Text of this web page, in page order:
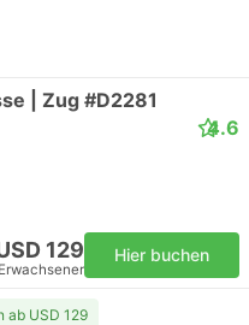
| Zug #D2281
4.6
129 Hier buchen
ab USD 129